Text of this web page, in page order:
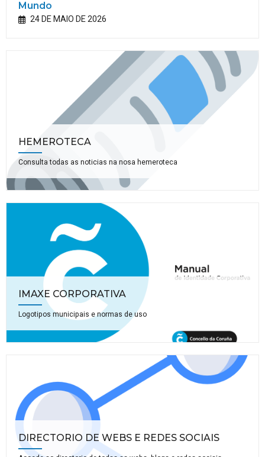
Mundo
24 DE MAIO DE 2026
HEMEROTECA
Consulta todas as noticias na nosa hemeroteca
IMAXE CORPORATIVA
Logotipos municipais e normas de uso
DIRECTORIO DE WEBS E REDES SOCIAIS